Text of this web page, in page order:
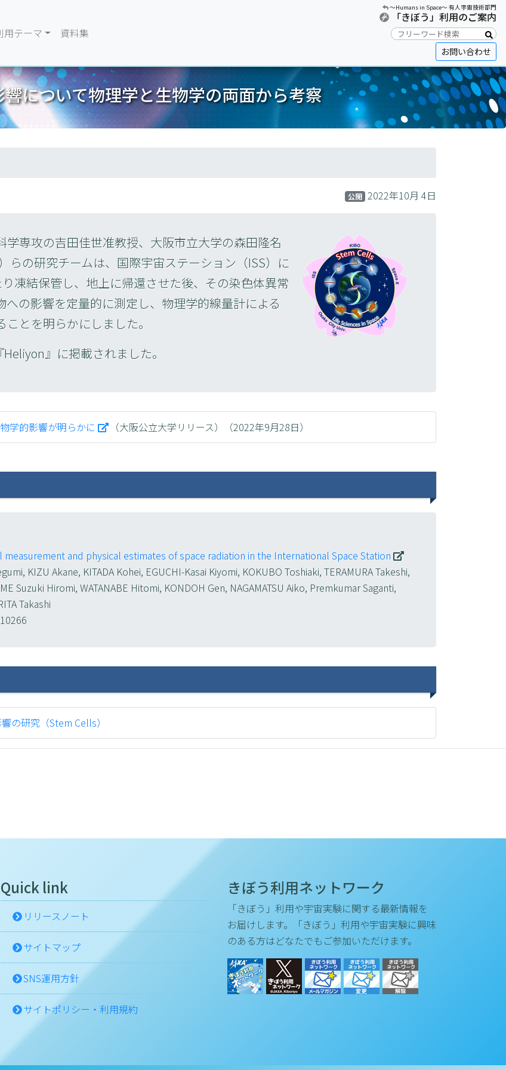
用テーマ 資料集
〜Humans in Space〜 有人宇宙技術部門
「きぼう」利用のご案内
お問い合わせ
について物理学と生物学の両面から考察
公開 2022年10月 4日
専攻の吉田佳世准教授、大阪市立大学の森田隆名
らの研究チームは、国際宇宙ステーション（ISS）に
凍結保管し、地上に帰還させた後、その染色体異常
の影響を定量的に測定し、物理学的線量計による
とを明らかにしました。
』に掲載されました。
学的影響が明らかに （大阪公立大学リリース）（2022年9月28日）
and physical estimates of space radiation in the International Space Station
KIZU Akane, KITADA Kohei, EGUCHI-Kasai Kiyomi, KOKUBO Toshiaki, TERAMURA Takeshi,
Suzuki Hiromi, WATANABE Hitomi, KONDOH Gen, NAGAMATSU Aiko, Premkumar Saganti,
Takashi
の研究（Stem Cells）
Quick link
リリースノート
サイトマップ
SNS運用方針
サイトポリシー・利用規約
きぼう利用ネットワーク
「きぼう」利用や宇宙実験に関する最新情報を
お届けします。「きぼう」利用や宇宙実験に興味
のある方はどなたでもご参加いただけます。